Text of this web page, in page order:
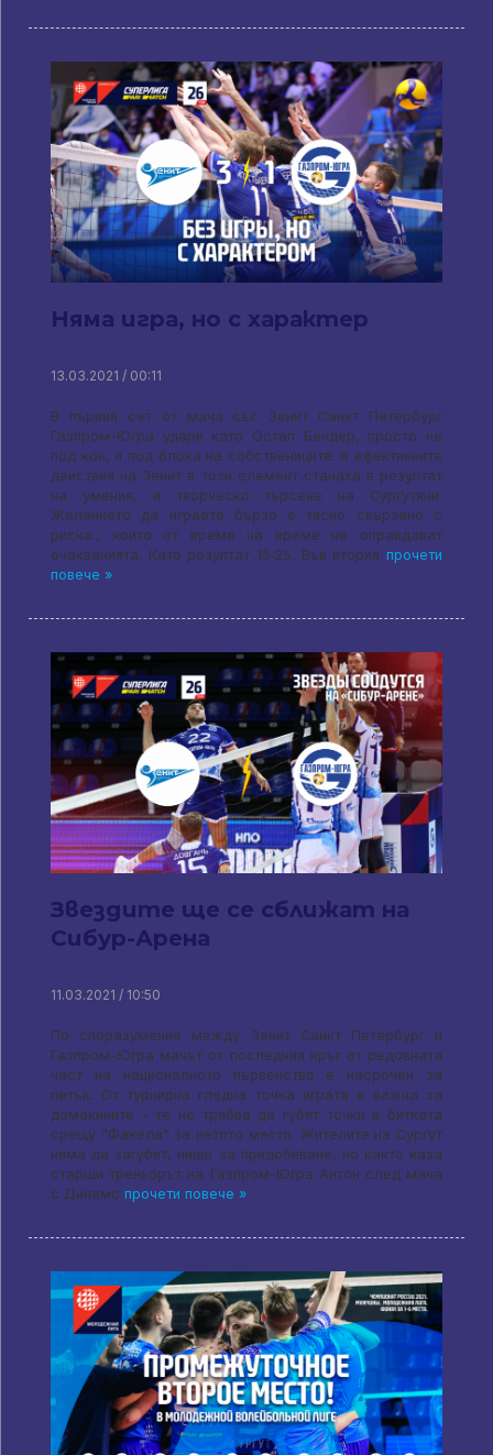
Няма игра, но с характер
13.03.2021 / 00:11
В първия сет от мача със Зенит Санкт Петербург
Газпром-Югра удари като Остап Бендер, просто не
под кон, и под блока на собствениците. 8 ефективните
действия на Зенит в този елемент станаха в резултат
на умения, и творческо търсене на Сургутяни.
Желанието да играете бързо е тясно свързано с
риска., които от време на време не оправдават
очакванията. Като резултат 15:25. Във втория прочети
повече »
Звездите ще се сближат на
Сибур-Арена
11.03.2021 / 10:50
По споразумение между Зенит Санкт Петербург и
Газпром-Югра мачът от последния кръг от редовната
част на националното първенство е насрочен за
петък. От турнирна гледна точка играта е важна за
домакините - те не трябва да губят точки в битката
срещу "Факела" за петото място. Жителите на Сургут
няма да загубят, нищо за придобиване, но както каза
старши треньорът на Газпром-Югра Антон след мача
с Динамо прочети повече »